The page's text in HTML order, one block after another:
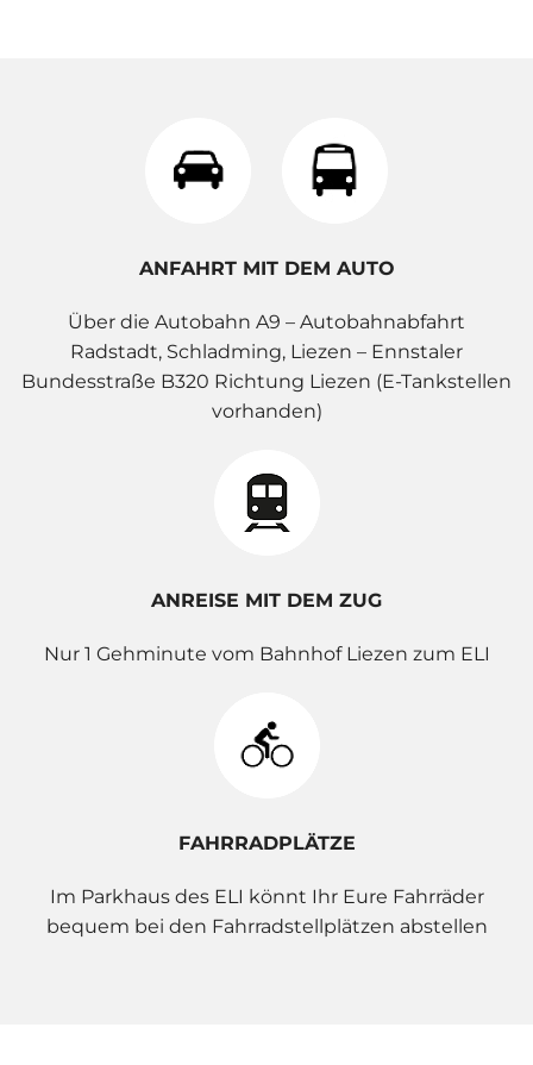
ANFAHRT MIT DEM AUTO
Über die Autobahn A9 – Autobahnabfahrt
Radstadt, Schladming, Liezen – Ennstaler
Bundesstraße B320 Richtung Liezen (E-Tankstellen
vorhanden)
ANREISE MIT DEM ZUG
Nur 1 Gehminute vom Bahnhof Liezen zum ELI
FAHRRADPLÄTZE
Im Parkhaus des ELI könnt Ihr Eure Fahrräder
bequem bei den Fahrradstellplätzen abstellen